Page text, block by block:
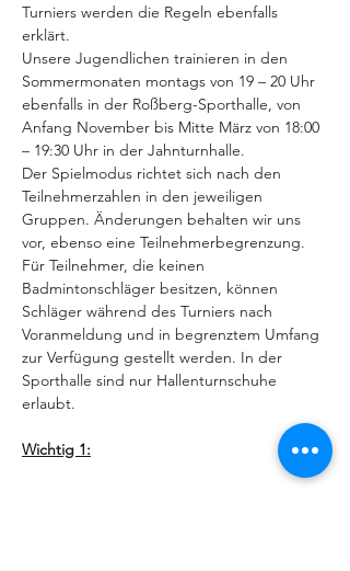
Turniers werden die Regeln ebenfalls
erklärt.
Unsere Jugendlichen trainieren in den
Sommermonaten montags von 19 – 20 Uhr
ebenfalls in der Roßberg-Sporthalle, von
Anfang November bis Mitte März von 18:00
– 19:30 Uhr in der Jahnturnhalle.
Der Spielmodus richtet sich nach den
Teilnehmerzahlen in den jeweiligen
Gruppen. Änderungen behalten wir uns
vor, ebenso eine Teilnehmerbegrenzung.
Für Teilnehmer, die keinen
Badmintonschläger besitzen, können
Schläger während des Turniers nach
Voranmeldung und in begrenztem Umfang
zur Verfügung gestellt werden. In der
Sporthalle sind nur Hallenturnschuhe
erlaubt.
Wichtig 1: